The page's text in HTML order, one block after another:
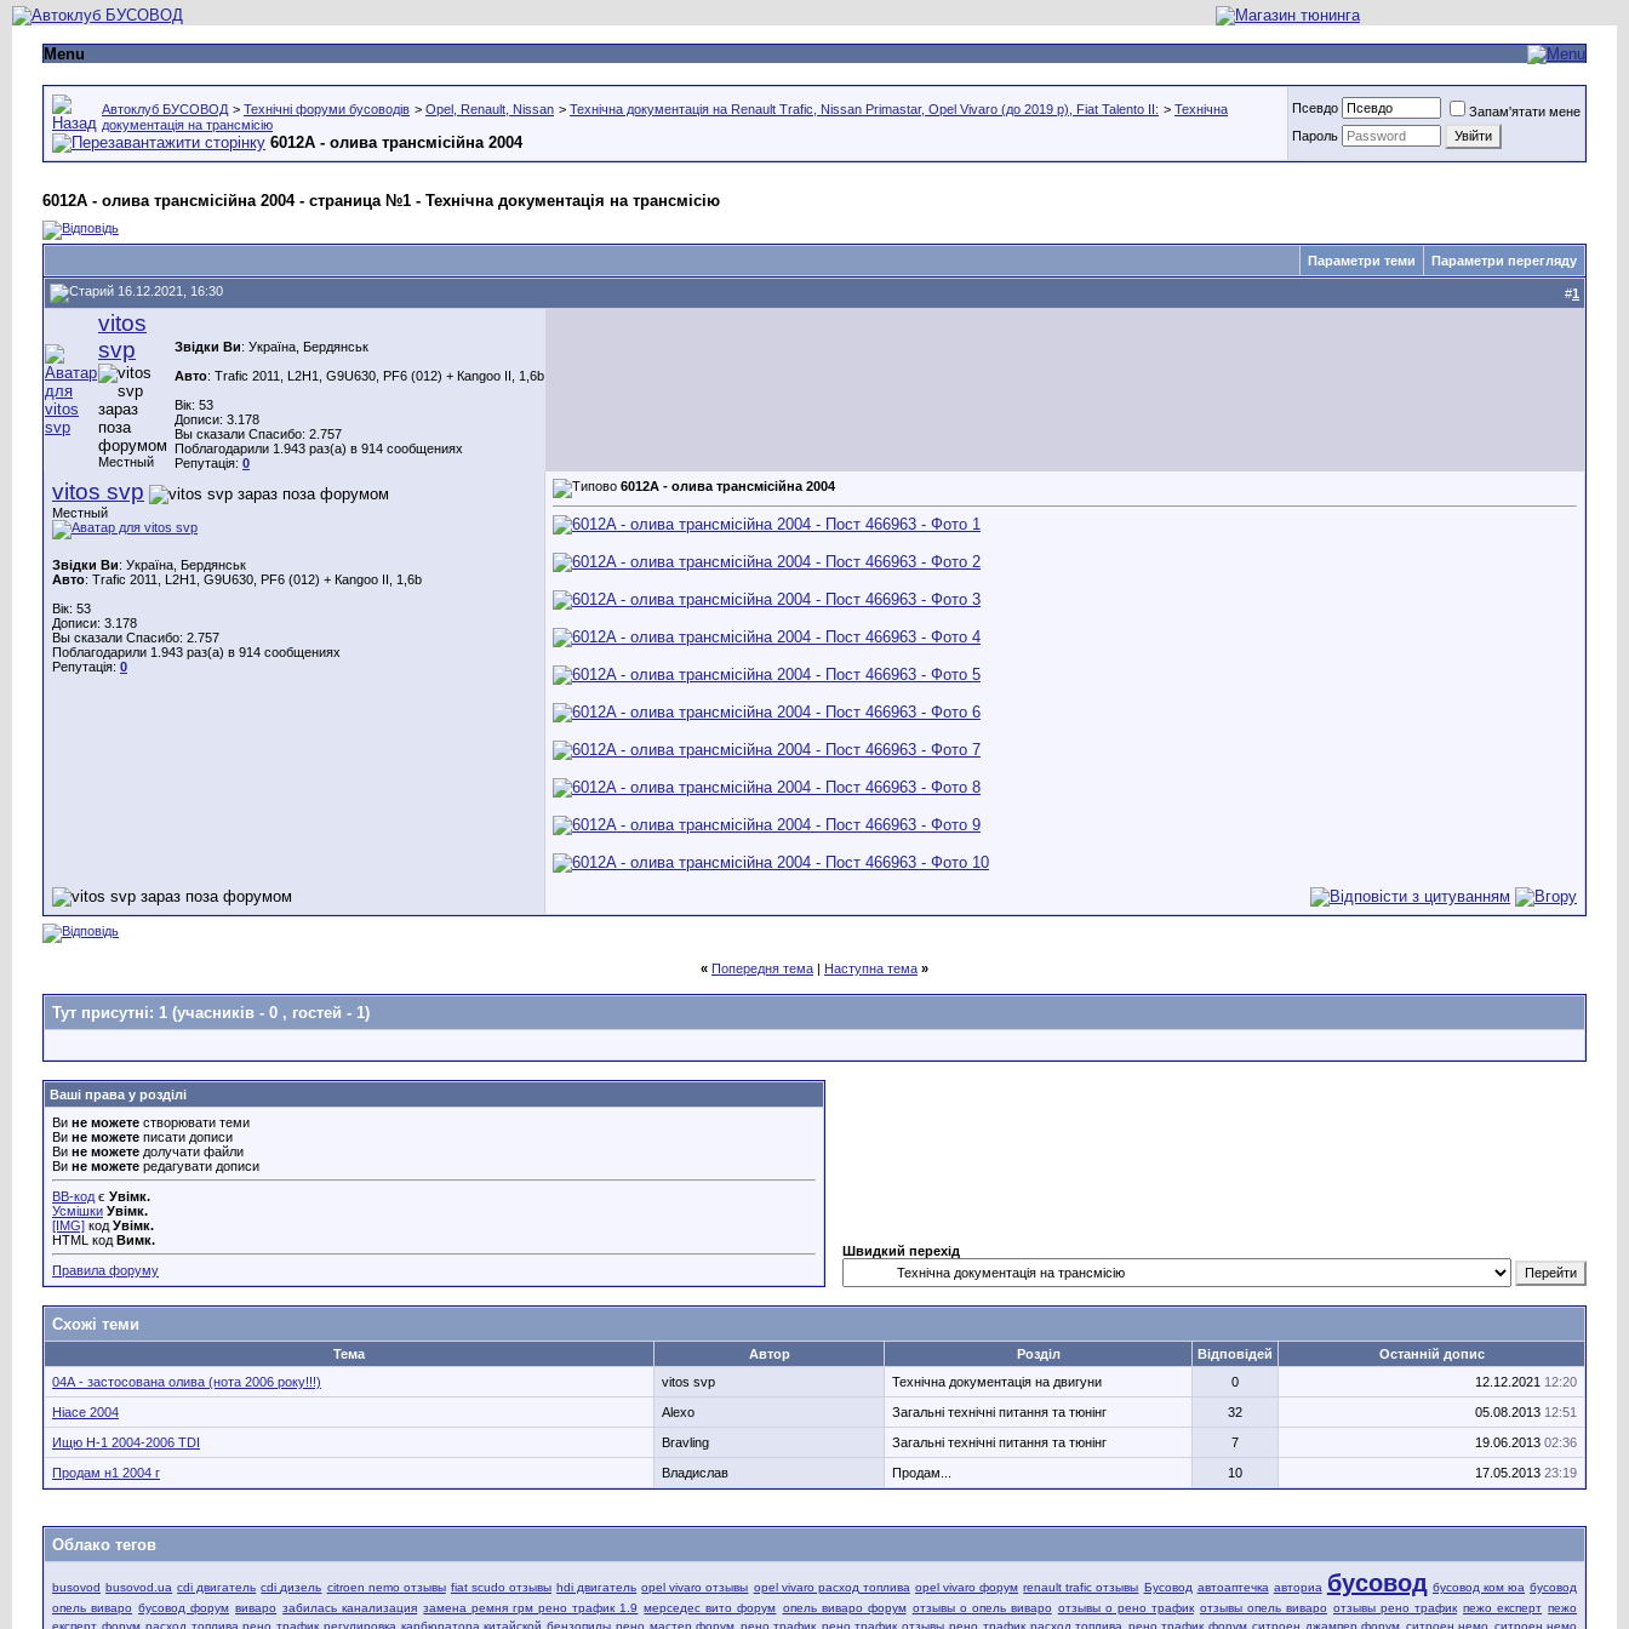
Menu
Автоклуб БУСОВОД > Технічні форуми бусоводів > Opel, Renault, Nissan > Технічна документація на Renault Trafic, Nissan Primastar, Оpel Vivaro (до 2019 р), Fiat Talento II: > Технічна
документація на трансмісію
6012A - олива трансмісійна 2004
Псевдо
Запам'ятати мене
Пароль
6012A - олива трансмісійна 2004 - страница №1 - Технічна документація на трансмісію
Параметри теми Параметри перегляду
16.12.2021, 16:30 #1
vitos
svp
Местный
Звідки Ви: Україна, Бердянськ
Авто: Trafic 2011, L2H1, G9U630, PF6 (012) + Каngoo II, 1,6b
Вік: 53
Дописи: 3.178
Вы сказали Спасибо: 2.757
Поблагодарили 1.943 раз(а) в 914 сообщениях
Репутація: 0
vitos svp
Местный
Звідки Ви: Україна, Бердянськ
Авто: Trafic 2011, L2H1, G9U630, PF6 (012) + Каngoo II, 1,6b
Вік: 53
Дописи: 3.178
Вы сказали Спасибо: 2.757
Поблагодарили 1.943 раз(а) в 914 сообщениях
Репутація: 0
6012A - олива трансмісійна 2004
« Попередня тема | Наступна тема »
Тут присутні: 1 (учасників - 0 , гостей - 1)
Ваші права у розділі
Ви не можете створювати теми
Ви не можете писати дописи
Ви не можете долучати файли
Ви не можете редагувати дописи
BB-код є Увімк.
Усмішки Увімк.
[IMG] код Увімк.
HTML код Вимк.
Правила форуму
Швидкий перехід
Схожі теми
Тема Автор Розділ Відповідей
Останній допис
04А - застосована олива (нота 2006 року!!!)
vitos svp Технічна документація на двигуни 0 12.12.2021 12:20
Hiace 2004 Alexo Загальні технічні питання та тюнінг 32 05.08.2013 12:51
Ищю H-1 2004-2006 TDI Bravling Загальні технічні питання та тюнінг 7 19.06.2013 02:36
Продам н1 2004 г Владислав Продам... 10 17.05.2013 23:19
Облако тегов
busovod busovod.ua cdi двигатель cdi дизель citroen nemo отзывы fiat scudo отзывы hdi двигатель opel vivaro отзывы opel vivaro расход топлива opel vivaro форум renault trafic отзывы Бусовод автоаптечка авториа бусовод бусовод ком юа бусовод
опель виваро бусовод форум виваро забилась канализация замена ремня грм рено трафик 1.9 мерседес вито форум опель виваро форум отзывы о опель виваро отзывы о рено трафик отзывы опель виваро отзывы рено трафик пежо експерт пежо
експерт форум расход топлива рено трафик регулировка карбюратора китайской бензопилы рено мастер форум рено трафик рено трафик отзывы рено трафик расход топлива рено трафик форум ситроен джампер форум ситроен немо ситроен немо